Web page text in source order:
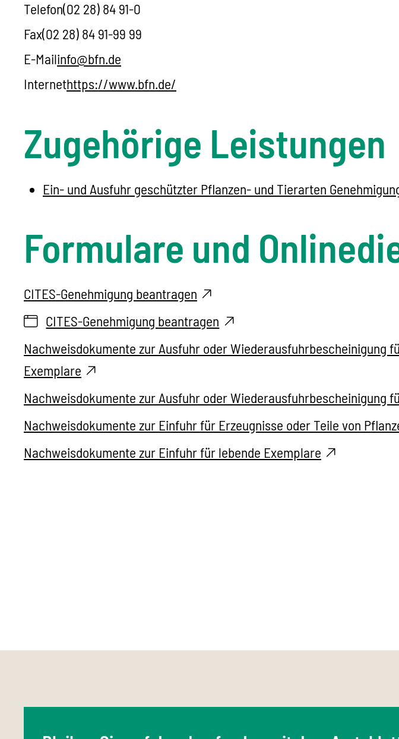
Telefon(02 28) 84 91-0
Fax(02 28) 84 91-99 99
E-Mailinfo@bfn.de
Internethttps://www.bfn.de/
Zugehörige Leistungen
Ein- und Ausfuhr geschützter Pflanzen- und Tierarten
Formulare und
CITES-Genehmigung beantragen
CITES-Genehmigung beantragen
Nachweisdokumente zur Ausfuhr oder Wiederausfuhrbescheinigung
Exemplare
Nachweisdokumente zur Ausfuhr oder Wiederausfuhrbescheinigung
Nachweisdokumente zur Einfuhr für Erzeugnisse oder Teile von
Nachweisdokumente zur Einfuhr für lebende Exemplare